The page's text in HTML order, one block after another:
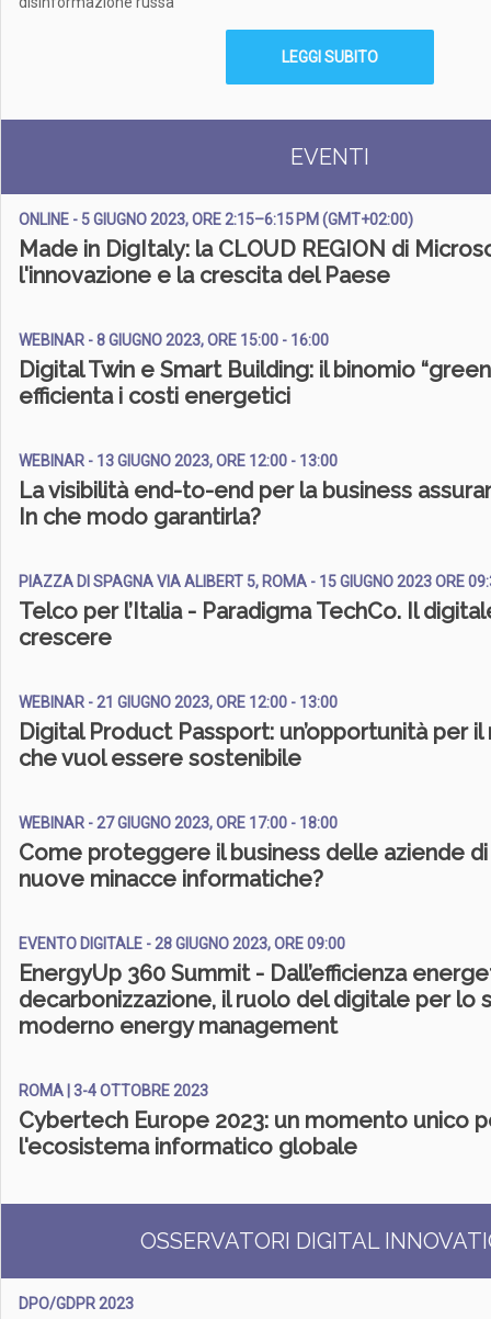
LEGGI SUBITO
EVENTI
ONLINE - 5 GIUGNO 2023, ORE 2:15–6:15 PM (GMT+02:00)
Made in DigItaly: la CLOUD REGION di
l'innovazione e la crescita del Paese
WEBINAR - 8 GIUGNO 2023, ORE 15:00 - 16:00
Digital Twin e Smart Building: il binomio
efficienta i costi energetici
WEBINAR - 13 GIUGNO 2023, ORE 12:00 - 13:00
La visibilità end-to-end per la business
In che modo garantirla?
PIAZZA DI SPAGNA VIA ALIBERT 5, ROMA - 15 GIUGNO 2023 ORE
Telco per l’Italia - Paradigma TechCo. Il
crescere
WEBINAR - 21 GIUGNO 2023, ORE 12:00 - 13:00
Digital Product Passport: un’opportunità per
che vuol essere sostenibile
WEBINAR - 27 GIUGNO 2023, ORE 17:00 - 18:00
Come proteggere il business delle aziende
nuove minacce informatiche?
EVENTO DIGITALE - 28 GIUGNO 2023, ORE 09:00
EnergyUp 360 Summit - Dall’efficienza
decarbonizzazione, il ruolo del digitale per lo
moderno energy management
ROMA | 3-4 OTTOBRE 2023
Cybertech Europe 2023: un momento unico
l'ecosistema informatico globale
OSSERVATORI DIGITAL
DPO/GDPR 2023